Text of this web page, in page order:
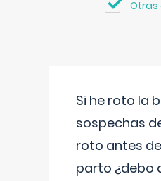
Otras
Si he roto la
sospechas
roto antes
parto ¿debo